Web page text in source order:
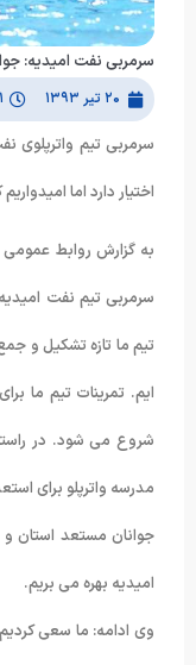
سرمربی نفت امیدیه:
۲۰ تیر ۱۳۹۳
سرمربی تیم واترپلوی
اختیار دارد اما
به گزارش روابط عمومی
سرمربی تیم نفت امیدیه
تیم ما تازه تشکیل و
ایم. تمرینات تیم ما
شروع می شود. در
مدرسه واترپلو برای
جوانان مستعد استان و
امیدیه بهره می بریم.
وی ادامه: ما سعی